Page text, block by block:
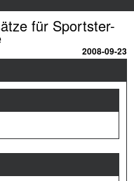
für Sportster-
2008-09-23